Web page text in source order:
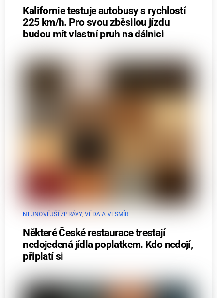
Kalifornie testuje autobusy s rychlostí
225 km/h. Pro svou zběsilou jízdu
budou mít vlastní pruh na dálnici
NEJNOVĚJŠÍ ZPRÁVY,VĚDA A VESMÍR
Některé České restaurace trestají
nedojedená jídla poplatkem. Kdo nedojí,
připlatí si